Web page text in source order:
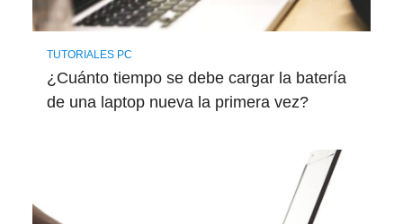
TUTORIALES PC
¿Cuánto tiempo se debe cargar la batería
de una laptop nueva la primera vez?